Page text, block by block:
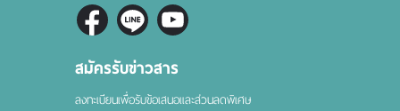
สมัครรับข่าวสาร
ลงทะเบียนเพื่อรับข้อเสนอและส่วนลดพิเศษ